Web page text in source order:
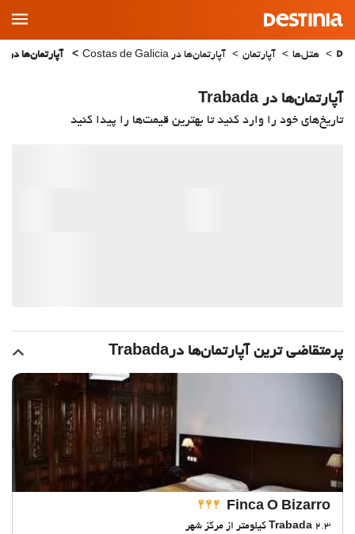
Main
Menu
هتل‌ها آپارتمان آپارتمان‌ها در Costas de Galicia آپارتمان‌ها در Trabada
آپارتمان‌ها در Trabada
تاریخ‌های خود را وارد کنید تا بهترین قیمت‌ها را پیدا کنید
پرمتقاضی ترین آپارتمان‌‌ها درTrabada
Finca O Bizarro
Trabada 2.3 کیلومتر از مرکز شهر